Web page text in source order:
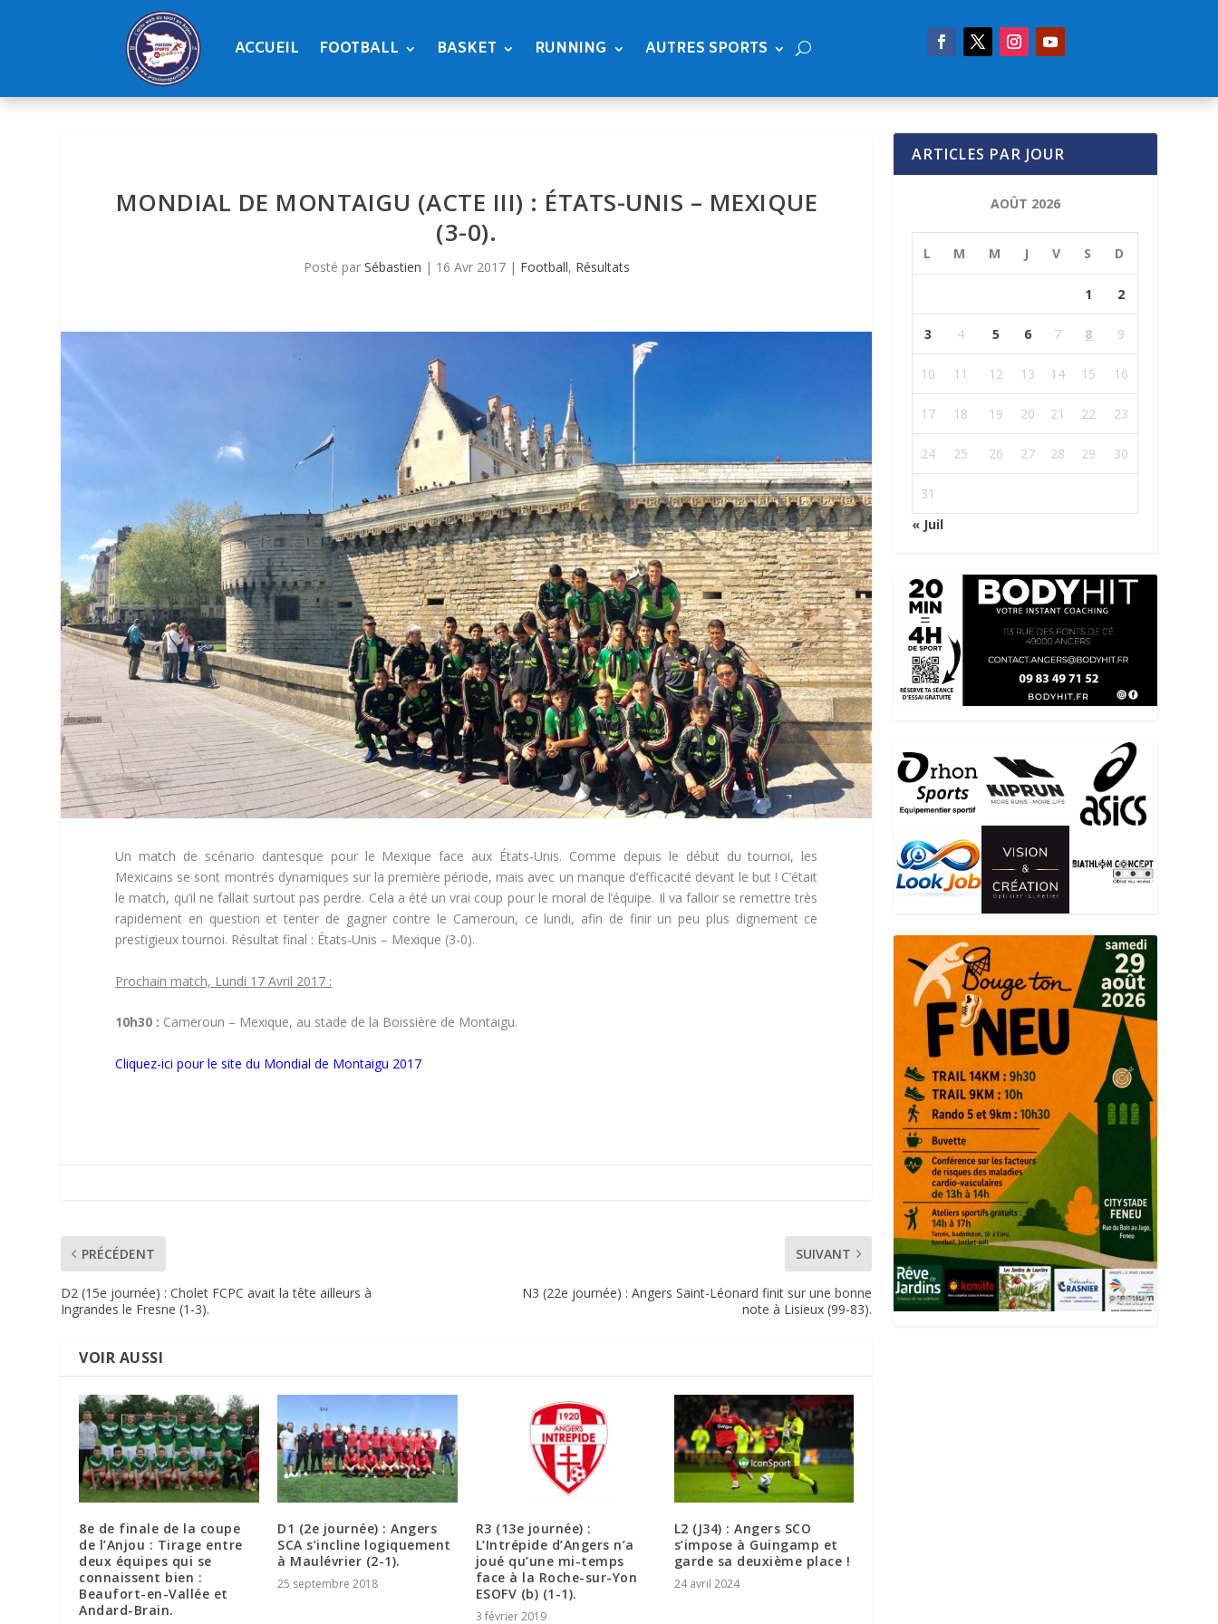
ACCUEIL FOOTBALL BASKET RUNNING AUTRES SPORTS
MONDIAL DE MONTAIGU (ACTE III) : ÉTATS-UNIS – MEXIQUE
(3-0).
Posté par Sébastien | 16 Avr 2017| Football, Résultats
Un match de scénario dantesque pour le Mexique face aux États-Unis. Comme depuis le début du tournoi, les
Mexicains se sont montrés dynamiques sur la première période, mais avec un manque d’efficacité devant le but ! C’était
le match, qu’il ne fallait surtout pas perdre. Cela a été un vrai coup pour le moral de l’équipe. Il va falloir se remettre très
rapidement en question et tenter de gagner contre le Cameroun, ce lundi, afin de finir un peu plus dignement ce
prestigieux tournoi. Résultat final : États-Unis – Mexique (3-0).
Prochain match, Lundi 17 Avril 2017 :
10h30 : Cameroun – Mexique, au stade de la Boissière de Montaigu.
Cliquez-ici pour le site du Mondial de Montaigu 2017
PRÉCÉDENT
D2 (15e journée) : Cholet FCPC avait la tête ailleurs à
Ingrandes le Fresne (1-3).
SUIVANT
N3 (22e journée) : Angers Saint-Léonard finit sur une bonne
note à Lisieux (99-83).
VOIR AUSSI
8e de finale de la coupe
de l’Anjou : Tirage entre
deux équipes qui se
connaissent bien :
Beaufort-en-Vallée et
Andard-Brain.
D1 (2e journée) : Angers
SCA s’incline logiquement
à Maulévrier (2-1).
25 septembre 2018
R3 (13e journée) :
L’Intrépide d’Angers n’a
joué qu’une mi-temps
face à la Roche-sur-Yon
ESOFV (b) (1-1).
3 février 2019
L2 (J34) : Angers SCO
s’impose à Guingamp et
garde sa deuxième place !
24 avril 2024
ARTICLES PAR JOUR
AOÛT 2026
L M M J V S D
1 2
3 4 5 6 7 8 9
10 11 12 13 14 15 16
17 18 19 20 21 22 23
24 25 26 27 28 29 30
31
« Juil